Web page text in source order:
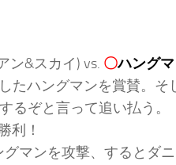
ン&スカイ) vs. 〇ハング
たハングマンを賞賛。
るぞと言って追い払う。
利！
マンを攻撃、するとダ